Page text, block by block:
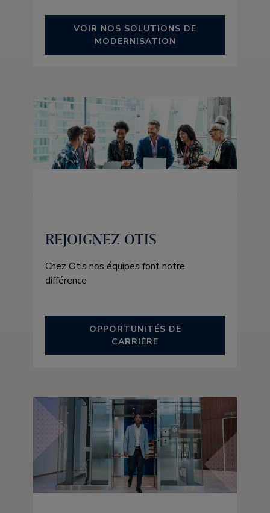
VOIR NOS SOLUTIONS DE
MODERNISATION
REJOIGNEZ OTIS
Chez Otis nos équipes font notre
différence
OPPORTUNITÉS DE
CARRIÈRE